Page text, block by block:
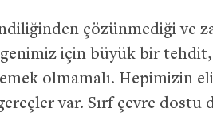
çözünmediği ve
için büyük bir
olmamalı. Hepimizin
var. Sırf çevre dostu